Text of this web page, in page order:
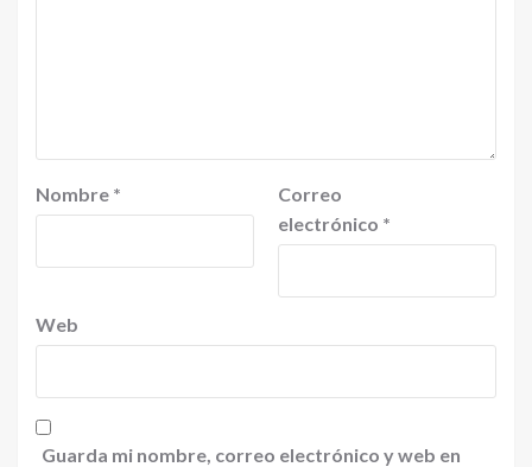
Nombre *
Correo
electrónico *
Web
Guarda mi nombre, correo electrónico y web en